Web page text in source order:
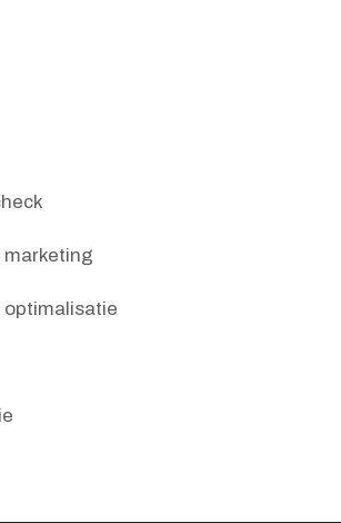
marketing
optimalisatie